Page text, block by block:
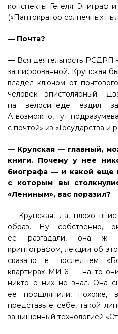
конспекты Гегеля. Эпиграф
(«Пантократор солнечных
— Почта?
— Вся деятельность РСДРП
зашифрованной. Крупская
владел ключом от
человек эпистолярный.
на велосипеде ездил
А возможно, тут
с почтой» из «Государства и
— Крупская — главный,
книги. Почему у нее
биографа — и какой еще
с которым вы
«Лениным», вас поразил?
— Крупская, да, плохо
образ. Ну собственно,
ее разгадали, она ж
криптографом, лекции об
сказано в последнем
квартирах МИ-6 — на то
никто о них не знал. Она
ее прошляпили, похоже,
представьте себе, такой
защищенный технологией